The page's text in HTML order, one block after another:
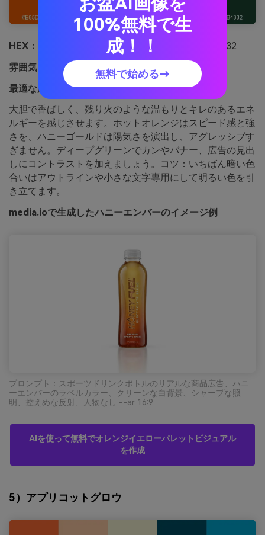
HEX：
#e85d04 #f48c06 #ffba08 #fefae0 #1b4332
雰囲気：
大胆、香ばしい、エネルギッシュ
最適な用途：
スポーツドリンク商品広告
大胆で香ばしく、残り火のような温もりとキレのあるエネ
ルギーを感じさせます。ホットオレンジはスピード感と強
さを、ハニーゴールドは陽気さを演出し、アグレッシブす
ぎません。ディープグリーンでカンやバナー、広告の見出
しにコントラストを加えましょう。コツ：いちばん暗い色
合いはアウトラインや小さな文字専用にして明るい色を引
き立てます。
media.ioで生成したハニーエンバーのイメージ例
プロンプト：スポーツドリンクボトルのリアルな商品広告、ハニ
ーエンバーのラベルカラー、クリーンな白背景、シャープな照
明、控えめな反射、人物なし --ar 16:9
AIを使って無料でオレンジイエローパレットビジュアル
を作成
5）アプリコットグロウ
100%無料で生
成！！
無料で始める→